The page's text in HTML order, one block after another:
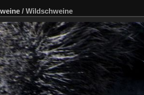
/ Wildschweine